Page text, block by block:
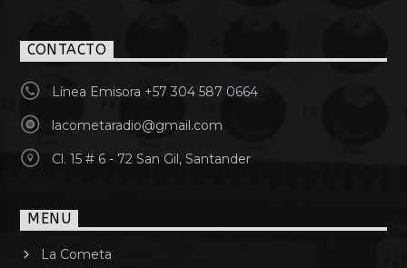
CONTACTO
Línea Emisora +57 304 587 0664
lacometaradio@gmail.com
Cl. 15 # 6 - 72 San Gil, Santander
MENU
La Cometa